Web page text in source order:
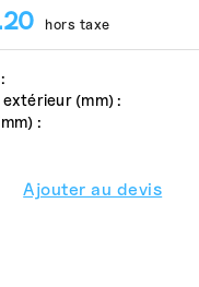
(mm) :
:
hors taxe
Ajouter au devis